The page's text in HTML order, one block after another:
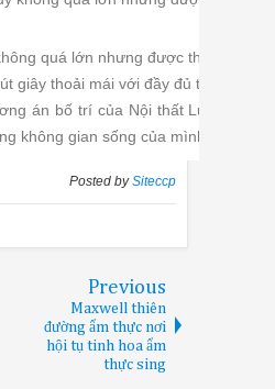
quá lớn nhưng được thiết kế
giây thoải mái với đầy đủ trang thiết
án bố trí của Nội thất Luxurious
không gian sống của mình được tốt
Posted bySiteccp
Previous
Maxwell thiên
đường ẩm thực nơi
hội tụ tinh hoa ẩm
thực sing